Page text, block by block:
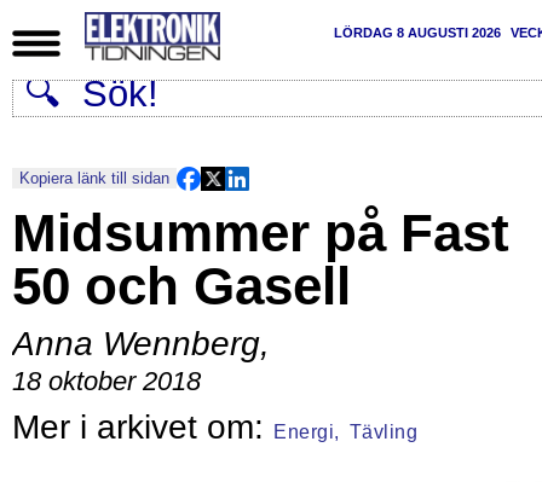
LÖRDAG 8 AUGUSTI 2026
Kopiera länk till sidan
Midsummer på Fast
50 och Gasell
Anna Wennberg,
18 oktober 2018
Energi, Tävling